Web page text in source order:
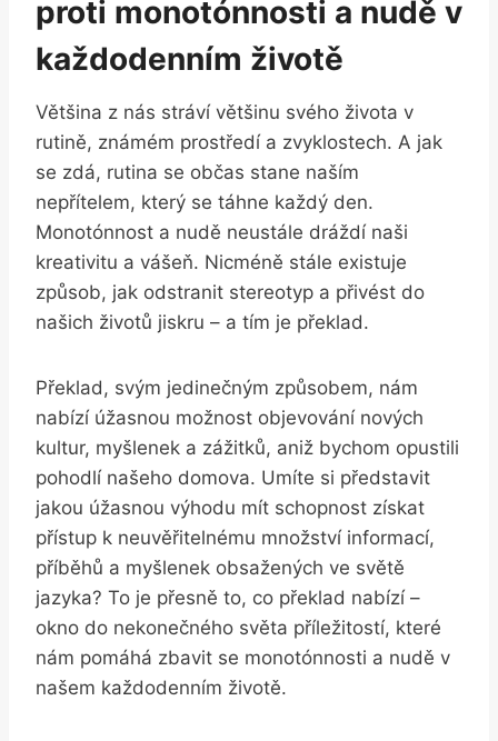
proti monotónnosti a nudě v
každodenním životě
Většina z nás stráví většinu svého života v
rutině, známém prostředí a zvyklostech. A jak
se zdá, rutina se občas stane naším
nepřítelem, který se táhne každý den.
Monotónnost a nudě neustále dráždí naši
kreativitu a vášeň. Nicméně stále existuje
způsob, jak odstranit stereotyp a přivést do
našich životů jiskru – a tím je překlad.
Překlad, svým jedinečným způsobem, nám
nabízí úžasnou možnost objevování nových
kultur, myšlenek a zážitků, aniž bychom opustili
pohodlí našeho domova. Umíte si představit
jakou úžasnou výhodu mít schopnost získat
přístup k neuvěřitelnému množství informací,
příběhů a myšlenek obsažených ve světě
jazyka? To je přesně to, co překlad nabízí –
okno do nekonečného světa příležitostí, které
nám pomáhá zbavit se monotónnosti a nudě v
našem každodenním životě.